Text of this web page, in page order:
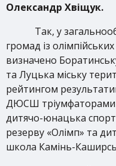
Олександр Хвіщук.
Так, у
громад із
визначено
та Луцька міську
рейтингом
ДЮСШ тріумфаторами
дитячо-юнацька
резерву «Олімп» та
школа Камінь-